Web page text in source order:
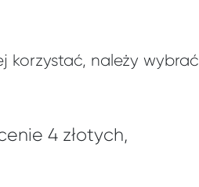
korzystać, należy wybrać
4 złotych,